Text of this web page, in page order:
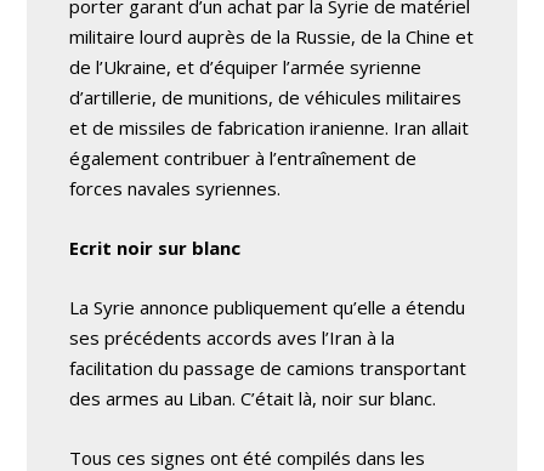
porter garant d’un achat par la Syrie de matériel
militaire lourd auprès de la Russie, de la Chine et
de l’Ukraine, et d’équiper l’armée syrienne
d’artillerie, de munitions, de véhicules militaires
et de missiles de fabrication iranienne. Iran allait
également contribuer à l’entraînement de
forces navales syriennes.
Ecrit noir sur blanc
La Syrie annonce publiquement qu’elle a étendu
ses précédents accords aves l’Iran à la
facilitation du passage de camions transportant
des armes au Liban. C’était là, noir sur blanc.
Tous ces signes ont été compilés dans les